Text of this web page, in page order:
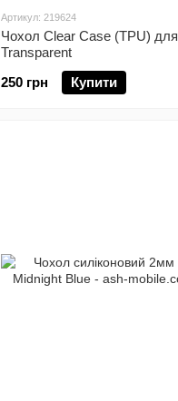
Артикул: 219624
Чохол Clear Case (TPU)
Transparent
250 грн
Купити